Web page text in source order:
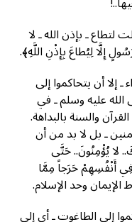
ـ بإذن الله ـ لا
إِلَّا لِيُطاعَ بِإِذْنِ اللَّهِ﴾.
ـ إلا أن يتحاكموا إلى
عليه وسلم ـ في
والسنة بالبداهة.
ـ بل لا بد من أن
لا يُؤْمِنُونَ.. حَتَّى
أَنْفُسِهِمْ حَرَجاً مِمَّا
وحد الإسلام.
إلى الطاغوت ـ أي إلى